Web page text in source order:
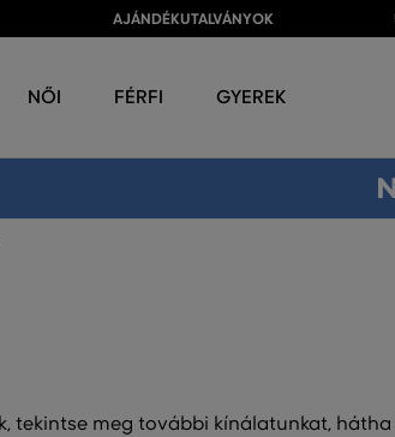
AJÁNDÉKUTALVÁNYOK
NŐI FÉRFI GYEREK
tekintse meg további kínálatunkat,